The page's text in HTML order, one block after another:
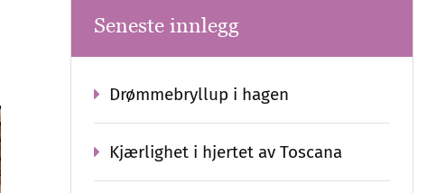
Seneste innlegg
Drømmebryllup i hagen
Kjærlighet i hjertet av Toscana